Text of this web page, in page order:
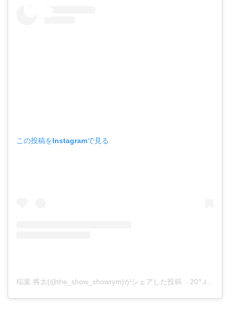
この投稿をInstagramで見る
稲葉 将太(@the_show_showrym)がシェアした投稿 – 2018年12月月20日午後11時32分PST